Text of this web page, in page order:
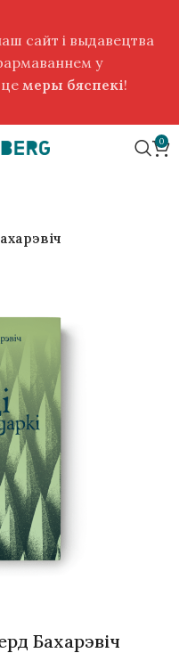
0
Бахарэвіч
сайт і выдавецтва
у
меры бяспекі!